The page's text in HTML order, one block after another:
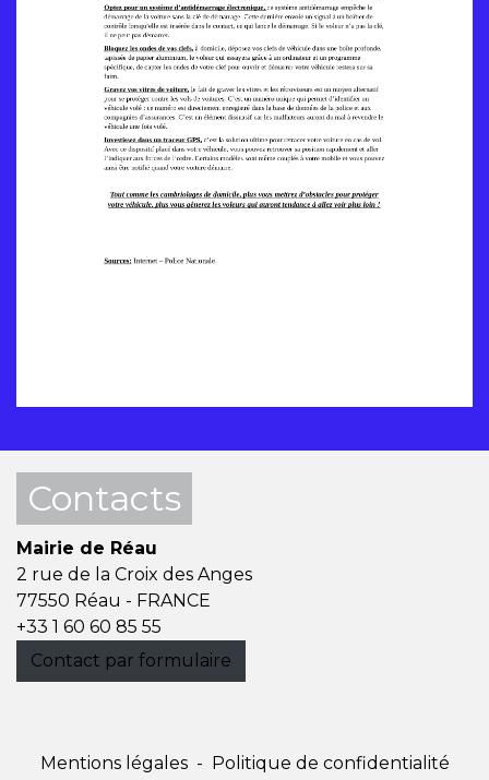
Contacts
Mairie de Réau
2 rue de la Croix des Anges
77550 Réau - FRANCE
+33 1 60 60 85 55
Contact par formulaire
Mentions légales - Politique de confidentialité